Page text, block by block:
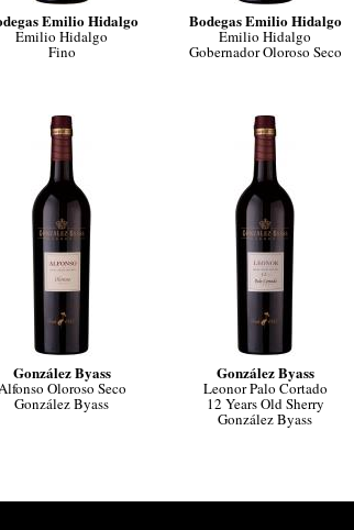
Emilio Hidalgo
Emilio Hidalgo
Fino
Bodegas Emilio Hidalgo
Emilio Hidalgo
Gobernador Oloroso Seco
González Byass
Oloroso Seco
González Byass
González Byass
Leonor Palo Cortado
12 Years Old Sherry
González Byass